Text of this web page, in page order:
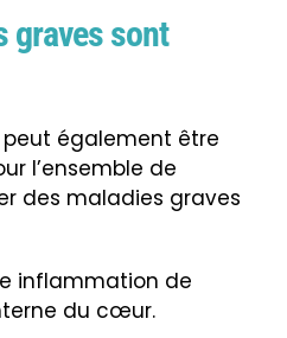
graves sont
également être
l’ensemble de
des maladies graves
inflammation de
du cœur.